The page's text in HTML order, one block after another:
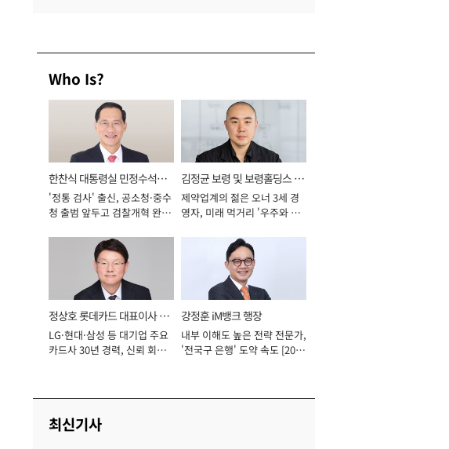
Who Is?
한찬식 대통령실 민정수석비
서관
'정통 검사' 출신, 공소청·중수
청 출범 앞두고 검찰개혁 완수
김정균 보령 및 보령홀딩스 대
표이사 사장
제약업계의 젊은 오너 3세 경
영자, 미래 먹거리 '우주와 헬
정상호 롯데카드 대표이사 사
장
LG·현대·삼성 등 대기업 주요
카드사 30년 경력, 신뢰 회복
강정훈 iM뱅크 행장
내부 이해도 높은 전략 전문가,
'전국구 은행' 도약 속도 [2026
최신기사